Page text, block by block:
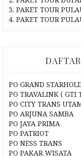
3. PAKET TOUR
4. PAKET TOUR
PO GRAND
PO TRAVALINK ( GTI
PO CITY TRANS
PO ARJUNA SAMBA
PO JAYA PRIMA
PO PATRIOT
PO NESS TRANS
PO PAKAR WISATA